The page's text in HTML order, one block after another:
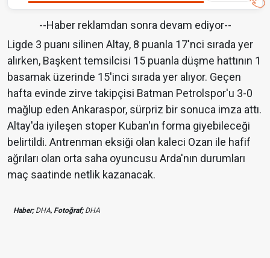
--Haber reklamdan sonra devam ediyor--
Ligde 3 puanı silinen Altay, 8 puanla 17'nci sırada yer
alırken, Başkent temsilcisi 15 puanla düşme hattının 1
basamak üzerinde 15'inci sırada yer alıyor. Geçen
hafta evinde zirve takipçisi Batman Petrolspor'u 3-0
mağlup eden Ankaraspor, sürpriz bir sonuca imza attı.
Altay'da iyileşen stoper Kuban'ın forma giyebileceği
belirtildi. Antrenman eksiği olan kaleci Ozan ile hafif
ağrıları olan orta saha oyuncusu Arda'nın durumları
maç saatinde netlik kazanacak.
Haber;DHA, Fotoğraf;DHA